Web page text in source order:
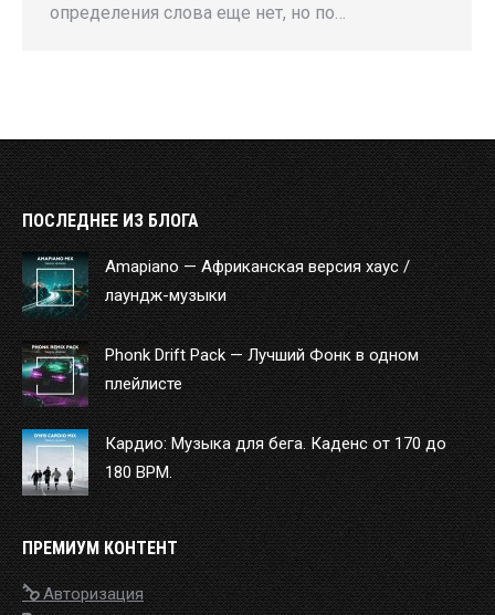
определения слова еще нет, но по…
ПОСЛЕДНЕЕ ИЗ БЛОГА
Amapiano — Африканская версия хаус /
лаундж-музыки
Phonk Drift Pack — Лучший Фонк в одном
плейлисте
Кардио: Музыка для бега. Каденс от 170 до
180 BPM.
ПРЕМИУМ КОНТЕНТ
Авторизация